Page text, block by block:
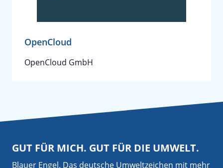
OpenCloud
OpenCloud GmbH
GUT FÜR MICH. GUT FÜR DIE UMWELT.
Blauer Engel. Das deutsche Umweltzeichen mit mehr